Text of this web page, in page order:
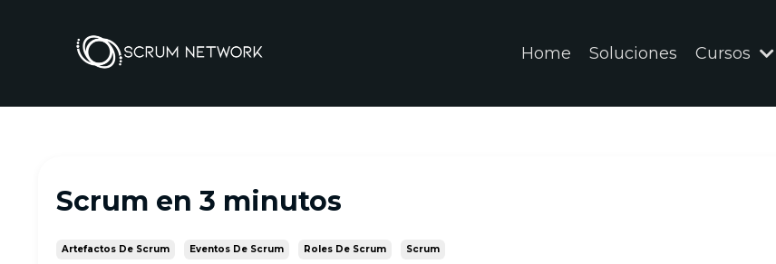
Home Soluciones Cursos
Scrum en 3 minutos
Artefactos De Scrum Eventos De Scrum Roles De Scrum Scrum